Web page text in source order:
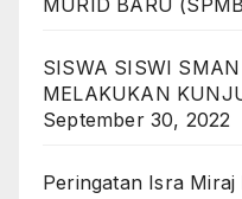
SISWA SISWI
MELAKUKAN
September 30, 2022
Peringatan Isra Miraj